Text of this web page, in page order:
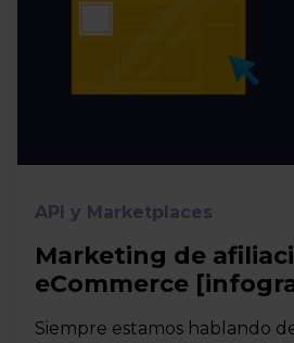
API y Marketplaces
Marketing de
eCommerce
Siempre estamos hablando